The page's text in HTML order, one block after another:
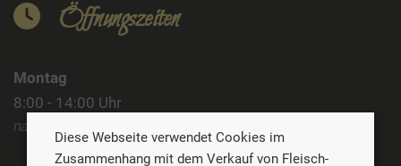
Öffnungszeiten
Montag
8:00 - 14:00 Uhr
nachmittags geschlossen
Diese Webseite verwendet Cookies im
Zusammenhang mit dem Verkauf von Fleisch-